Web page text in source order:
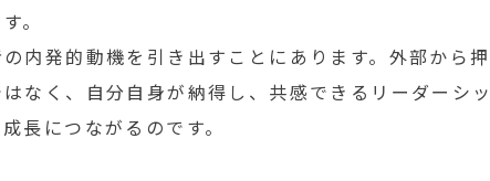
。
内発的動機を引き出すことにあります。外部から押
なく、自分自身が納得し、共感できるリーダーシッ
長につながるのです。